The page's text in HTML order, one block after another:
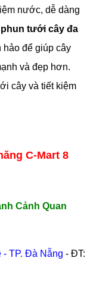
nước, dễ dàng
tưới cây đa
hảo để giúp cây
và đẹp hơn.
cây và tiết kiệm
C-Mart 8
Cảnh Quan
- TP. Đà Nẵng - ĐT: